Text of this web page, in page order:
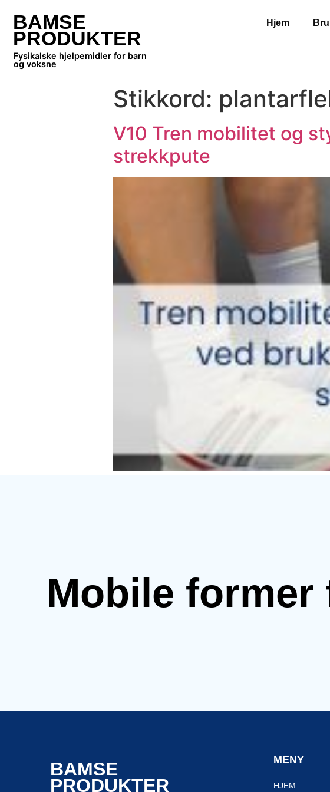
BAMSE
PRODUKTER
Fysikalske hjelpemidler for barn
og voksne
Hjem
Stikkord:
V10 Tren mobilitet og
strekkpute
Mobile former
BAMSE
PRODUKTER
MENY
HJEM